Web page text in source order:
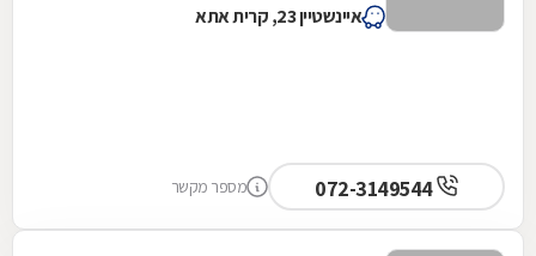
איינשטיין 23, קרית אתא
072-3149544 מספר מקשר